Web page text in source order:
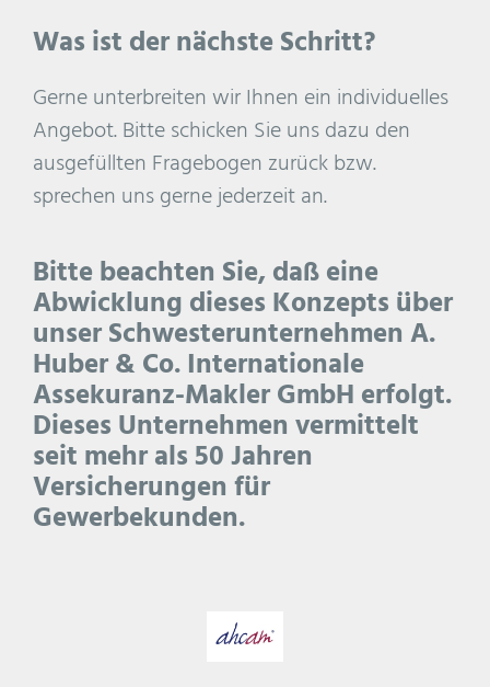
Was ist der nächste Schritt?
Gerne unterbreiten wir Ihnen ein individuelles
Angebot. Bitte schicken Sie uns dazu den
ausgefüllten Fragebogen zurück bzw.
sprechen uns gerne jederzeit an.
Bitte beachten Sie, daß eine
Abwicklung dieses Konzepts über
unser Schwesterunternehmen A.
Huber & Co. Internationale
Assekuranz-Makler GmbH erfolgt.
Dieses Unternehmen vermittelt
seit mehr als 50 Jahren
Versicherungen für
Gewerbekunden.